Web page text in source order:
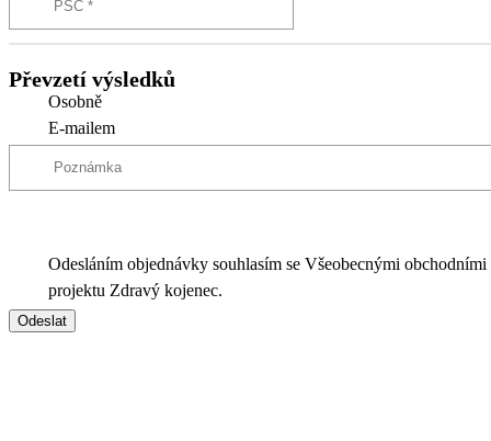
Převzetí výsledků
Osobně
E-mailem
Odesláním objednávky souhlasím se Všeobecnými
projektu Zdravý kojenec.